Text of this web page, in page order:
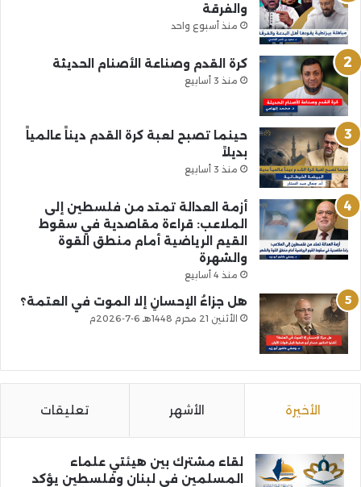
والفرقة
منذ أسبوع واحد
كرة القدم وصناعة الأصنام الحديثة
منذ 3 أسابيع
حينما تصبح لعبة كرة القدم ديناً عالمياً
بديلاً
منذ 3 أسابيع
أزمة العدالة تمتد من فلسطين إلى
الملاعب: قراءة مقاصدية في سقوط
القيم الرياضية أمام منطق القوة
والشهرة
منذ 4 أسابيع
هل جزاءُ الإحسانِ إلا الموت في العتمة؟
الأثنين 21 محرم 1448هـ 6-7-2026م
الأخيرة الأشهر تعليقات
لقاء مشترك بين هيئتي علماء
المسلمين في لبنان وفلسطين يؤكد